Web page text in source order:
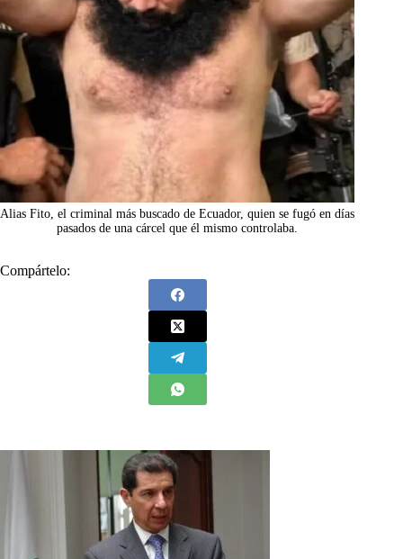
Alias Fito, el criminal más buscado de Ecuador, quien se fugó en días
pasados de una cárcel que él mismo controlaba.
Compártelo: